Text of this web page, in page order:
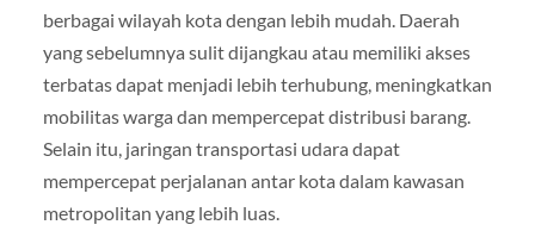
berbagai wilayah kota dengan lebih mudah. Daerah
yang sebelumnya sulit dijangkau atau memiliki akses
terbatas dapat menjadi lebih terhubung, meningkatkan
mobilitas warga dan mempercepat distribusi barang.
Selain itu, jaringan transportasi udara dapat
mempercepat perjalanan antar kota dalam kawasan
metropolitan yang lebih luas.